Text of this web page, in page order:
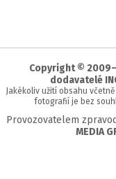
Copyright ©
dodavatelé
Jakékoliv užití obsahu
fotografií je bez
Provozovatelem
MEDIA